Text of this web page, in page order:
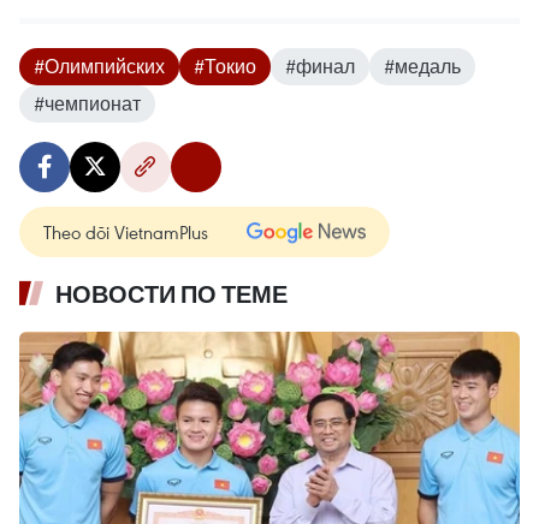
#Олимпийских #Токио #финал
#медаль
#чемпионат
Theo dõi VietnamPlus
НОВОСТИ ПО ТЕМЕ